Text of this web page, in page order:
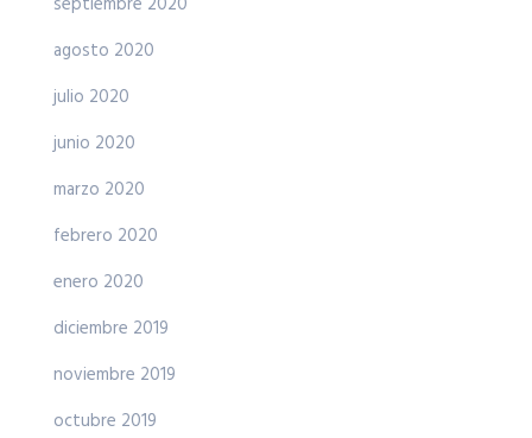
agosto 2020
julio 2020
junio 2020
marzo 2020
febrero 2020
enero 2020
diciembre 2019
noviembre 2019
octubre 2019